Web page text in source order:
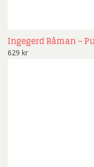
Ingegerd Råman –
629 kr